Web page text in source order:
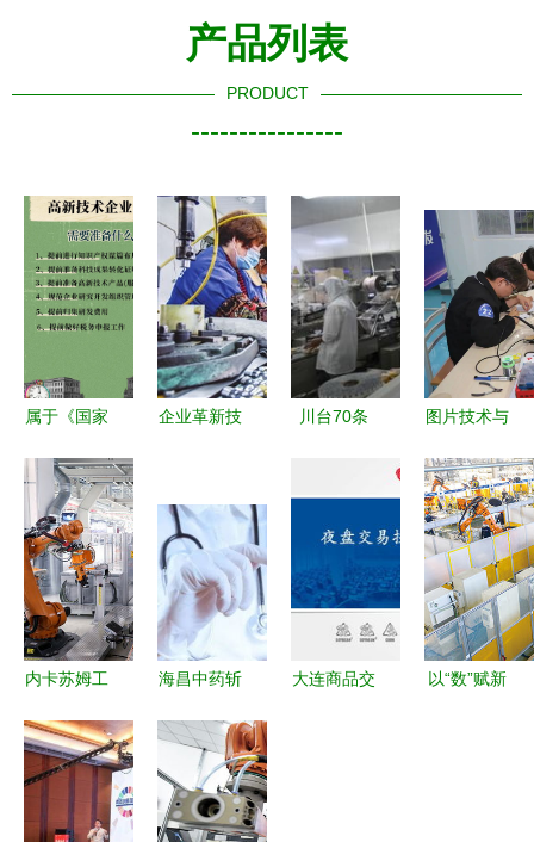
产品列表
PRODUCT
----------------
属于《国家
高新技术领
域》的“技
术服务”要
点解析
企业革新技
术转让点燃
创新引擎
川台70条
科技产业园
图片技术与
智能化时代
的合作新路
径
内卡苏姆工
迪全新A8
轻量化科技
的背后服务
海昌中药斩
进步奖一等
奖，康友获
三等奖推动
大连商品交
以“数”赋新